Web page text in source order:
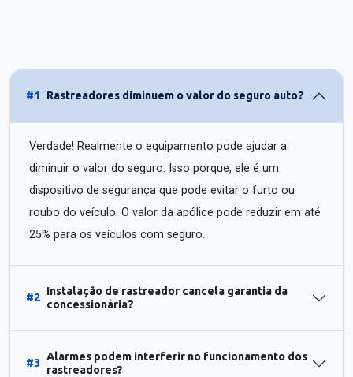
#1 Rastreadores diminuem o valor do seguro auto?
Verdade! Realmente o equipamento pode ajudar a
diminuir o valor do seguro. Isso porque, ele é um
dispositivo de segurança que pode evitar o furto ou
roubo do veículo. O valor da apólice pode reduzir em até
25% para os veículos com seguro.
#2
Instalação de rastreador cancela garantia da
concessionária?
#3
Alarmes podem interferir no funcionamento dos
rastreadores?